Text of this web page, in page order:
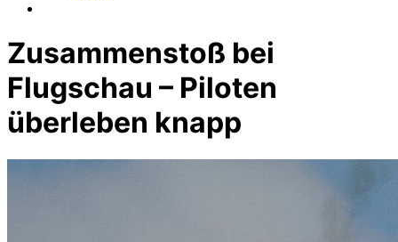
Zusammenstoß bei
Flugschau – Piloten
überleben knapp